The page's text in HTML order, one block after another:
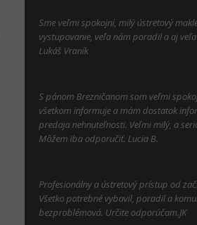
Sme veľmi spokojní, milý ústretový
vystupovanie, veľa nám poradil a aj
Lukáš Vraník
S pánom Brezničanom som veľmi
všetkom informuje a mám dostatok
predaja nehnuteľnosti. Veľmi milý, a
Môžem iba odporučiť. Lucia B.
Profesionálny a ústretový prístup od
Všetko potrebné vybavil, poradil a
bezproblémová. Určite odporúčam.JK